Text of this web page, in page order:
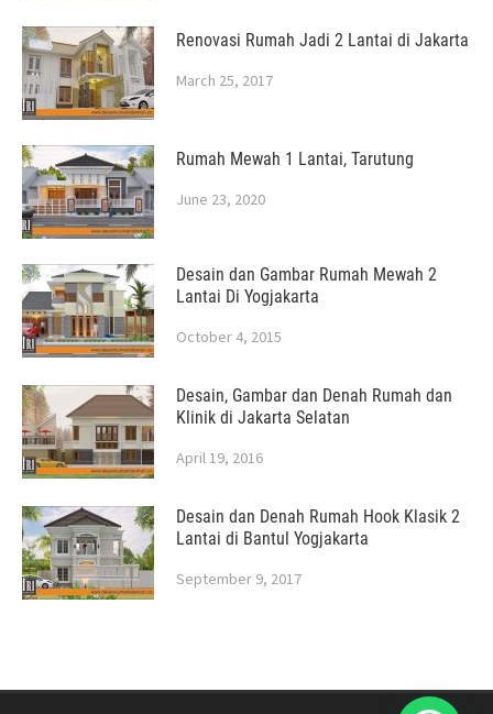
Renovasi Rumah Jadi 2 Lantai di Jakarta
March 25, 2017
Rumah Mewah 1 Lantai, Tarutung
June 23, 2020
Desain dan Gambar Rumah Mewah 2
Lantai Di Yogjakarta
October 4, 2015
Desain, Gambar dan Denah Rumah dan
Klinik di Jakarta Selatan
April 19, 2016
Desain dan Denah Rumah Hook Klasik 2
Lantai di Bantul Yogjakarta
September 9, 2017